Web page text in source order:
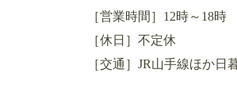
［営業時間］12時～18時
［休日］不定休
［交通］JR山手線ほか